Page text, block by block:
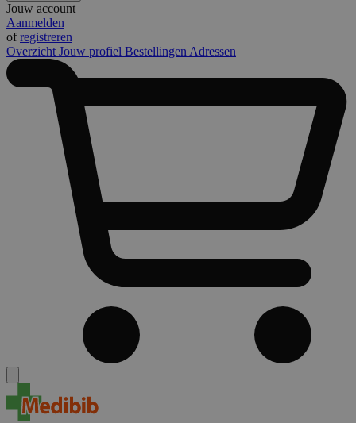
Jouw account
Aanmelden
ofregistreren
Overzicht Jouw profiel Bestellingen Adressen